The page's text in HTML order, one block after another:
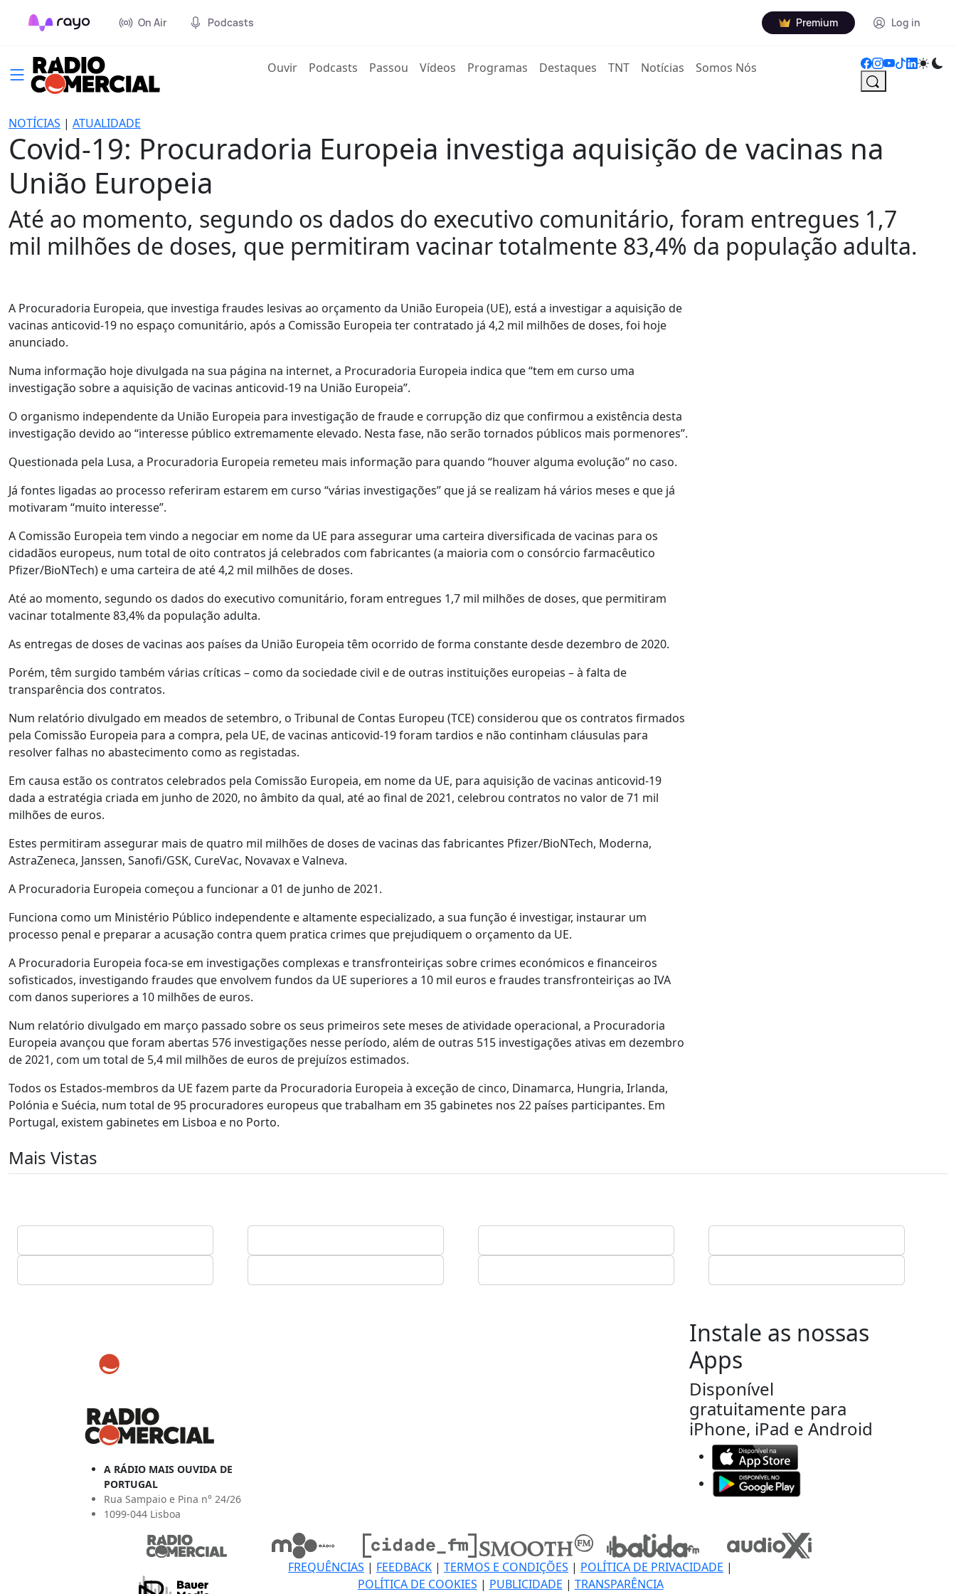
On Air Podcasts Premium Log in
Ouvir(current)
Podcasts Passou Vídeos Programas Destaques TNT Notícias Somos Nós
NOTÍCIAS | ATUALIDADE
Covid-19: Procuradoria Europeia investiga aquisição de vacinas na
União Europeia
Até ao momento, segundo os dados do executivo comunitário, foram entregues 1,7
mil milhões de doses, que permitiram vacinar totalmente 83,4% da população adulta.
A Procuradoria Europeia, que investiga fraudes lesivas ao orçamento da União Europeia (UE), está a investigar a aquisição de
vacinas anticovid-19 no espaço comunitário, após a Comissão Europeia ter contratado já 4,2 mil milhões de doses, foi hoje
anunciado.
Numa informação hoje divulgada na sua página na internet, a Procuradoria Europeia indica que “tem em curso uma
investigação sobre a aquisição de vacinas anticovid-19 na União Europeia”.
O organismo independente da União Europeia para investigação de fraude e corrupção diz que confirmou a existência desta
investigação devido ao “interesse público extremamente elevado. Nesta fase, não serão tornados públicos mais pormenores”.
Questionada pela Lusa, a Procuradoria Europeia remeteu mais informação para quando “houver alguma evolução” no caso.
Já fontes ligadas ao processo referiram estarem em curso “várias investigações” que já se realizam há vários meses e que já
motivaram “muito interesse”.
A Comissão Europeia tem vindo a negociar em nome da UE para assegurar uma carteira diversificada de vacinas para os
cidadãos europeus, num total de oito contratos já celebrados com fabricantes (a maioria com o consórcio farmacêutico
Pfizer/BioNTech) e uma carteira de até 4,2 mil milhões de doses.
Até ao momento, segundo os dados do executivo comunitário, foram entregues 1,7 mil milhões de doses, que permitiram
vacinar totalmente 83,4% da população adulta.
As entregas de doses de vacinas aos países da União Europeia têm ocorrido de forma constante desde dezembro de 2020.
Porém, têm surgido também várias críticas – como da sociedade civil e de outras instituições europeias – à falta de
transparência dos contratos.
Num relatório divulgado em meados de setembro, o Tribunal de Contas Europeu (TCE) considerou que os contratos firmados
pela Comissão Europeia para a compra, pela UE, de vacinas anticovid-19 foram tardios e não continham cláusulas para
resolver falhas no abastecimento como as registadas.
Em causa estão os contratos celebrados pela Comissão Europeia, em nome da UE, para aquisição de vacinas anticovid-19
dada a estratégia criada em junho de 2020, no âmbito da qual, até ao final de 2021, celebrou contratos no valor de 71 mil
milhões de euros.
Estes permitiram assegurar mais de quatro mil milhões de doses de vacinas das fabricantes Pfizer/BioNTech, Moderna,
AstraZeneca, Janssen, Sanofi/GSK, CureVac, Novavax e Valneva.
A Procuradoria Europeia começou a funcionar a 01 de junho de 2021.
Funciona como um Ministério Público independente e altamente especializado, a sua função é investigar, instaurar um
processo penal e preparar a acusação contra quem pratica crimes que prejudiquem o orçamento da UE.
A Procuradoria Europeia foca-se em investigações complexas e transfronteiriças sobre crimes económicos e financeiros
sofisticados, investigando fraudes que envolvem fundos da UE superiores a 10 mil euros e fraudes transfronteiriças ao IVA
com danos superiores a 10 milhões de euros.
Num relatório divulgado em março passado sobre os seus primeiros sete meses de atividade operacional, a Procuradoria
Europeia avançou que foram abertas 576 investigações nesse período, além de outras 515 investigações ativas em dezembro
de 2021, com um total de 5,4 mil milhões de euros de prejuízos estimados.
Todos os Estados-membros da UE fazem parte da Procuradoria Europeia à exceção de cinco, Dinamarca, Hungria, Irlanda,
Polónia e Suécia, num total de 95 procuradores europeus que trabalham em 35 gabinetes nos 22 países participantes. Em
Portugal, existem gabinetes em Lisboa e no Porto.
Mais Vistas
A RÁDIO MAIS OUVIDA DE
PORTUGAL
Rua Sampaio e Pina n° 24/26
1099-044 Lisboa
Instale as nossas
Apps
Disponível
gratuitamente para
iPhone, iPad e Android
FREQUÊNCIAS | FEEDBACK | TERMOS E CONDIÇÕES | POLÍTICA DE PRIVACIDADE |
POLÍTICA DE COOKIES | PUBLICIDADE | TRANSPARÊNCIA